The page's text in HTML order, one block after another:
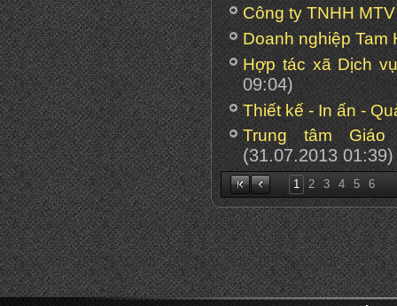
Công ty TNHH
Doanh nghiệp Tam
Hợp tác xã Dịch
09:04)
Thiết kế - In ấn -
Trung tâm
(31.07.2013 01:39)
1 2 3 4 5 6